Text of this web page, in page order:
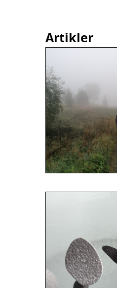
Artikler